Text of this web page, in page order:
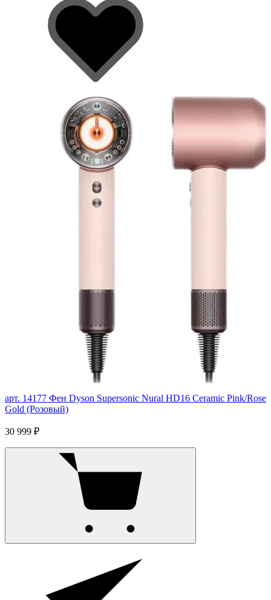
арт. 14177 Фен Dyson Supersonic Nural HD16 Ceramic Pink/Rose
Gold (Розовый)
30 999 ₽